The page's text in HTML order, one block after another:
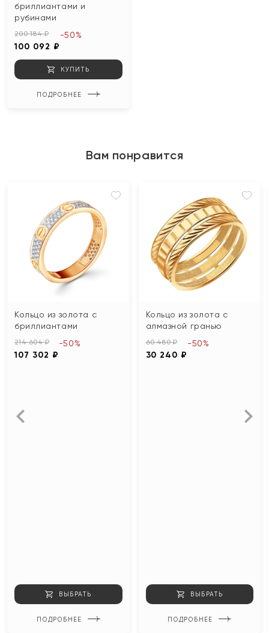
бриллиантами и
рубинами
200 184 ₽
100 092 ₽
-50%
КУПИТЬ
ПОДРОБНЕЕ
Вам понравится
Кольцо из золота с
бриллиантами
214 604 ₽
107 302 ₽
-50%
ВЫБРАТЬ
ПОДРОБНЕЕ
Кольцо из золота с
алмазной гранью
60 480 ₽
30 240 ₽
-50%
ВЫБРАТЬ
ПОДРОБНЕЕ